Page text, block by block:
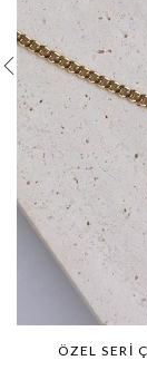
ÖZEL SERI